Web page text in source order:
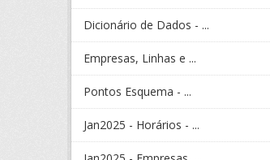
Dicionário de Dados - ...
Empresas, Linhas e ...
Pontos Esquema - ...
Jan2025 - Horários - ...